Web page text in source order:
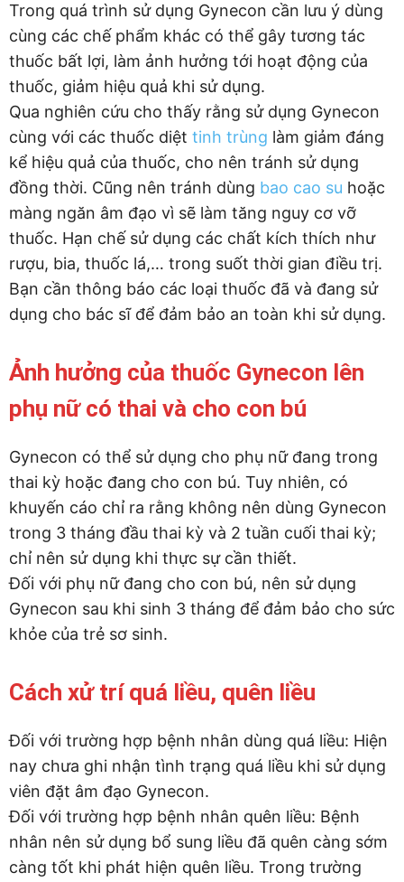
Trong quá trình sử dụng Gynecon cần lưu ý dùng
cùng các chế phẩm khác có thể gây tương tác
thuốc bất lợi, làm ảnh hưởng tới hoạt động của
thuốc, giảm hiệu quả khi sử dụng.
Qua nghiên cứu cho thấy rằng sử dụng Gynecon
cùng với các thuốc diệt tinh trùng làm giảm đáng
kể hiệu quả của thuốc, cho nên tránh sử dụng
đồng thời. Cũng nên tránh dùng bao cao su hoặc
màng ngăn âm đạo vì sẽ làm tăng nguy cơ vỡ
thuốc. Hạn chế sử dụng các chất kích thích như
rượu, bia, thuốc lá,… trong suốt thời gian điều trị.
Bạn cần thông báo các loại thuốc đã và đang sử
dụng cho bác sĩ để đảm bảo an toàn khi sử dụng.
Ảnh hưởng của thuốc Gynecon lên
phụ nữ có thai và cho con bú
Gynecon có thể sử dụng cho phụ nữ đang trong
thai kỳ hoặc đang cho con bú. Tuy nhiên, có
khuyến cáo chỉ ra rằng không nên dùng Gynecon
trong 3 tháng đầu thai kỳ và 2 tuần cuối thai kỳ;
chỉ nên sử dụng khi thực sự cần thiết.
Đối với phụ nữ đang cho con bú, nên sử dụng
Gynecon sau khi sinh 3 tháng để đảm bảo cho sức
khỏe của trẻ sơ sinh.
Cách xử trí quá liều, quên liều
Đối với trường hợp bệnh nhân dùng quá liều: Hiện
nay chưa ghi nhận tình trạng quá liều khi sử dụng
viên đặt âm đạo Gynecon.
Đối với trường hợp bệnh nhân quên liều: Bệnh
nhân nên sử dụng bổ sung liều đã quên càng sớm
càng tốt khi phát hiện quên liều. Trong trường